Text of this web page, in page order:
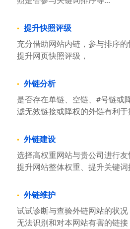
提升快照评级
充分借助网站内链，参与排序
提升网页快照评级，
外链分析
是否存在单链、空链、#号链或
滤无效链接或降权的外链有利于
外链建设
选择高权重网站与贵公司进行
提升网站整体权重、提升关键词
外链维护
试试诊断与查验外链网站的状
无法识别和对本网站有害的链接